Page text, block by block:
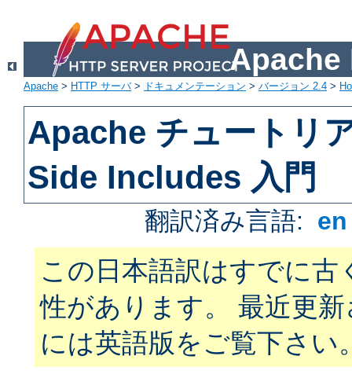
Apache
Apache > HTTP サーバ> ドキュメンテーション > バージョン 2.4 >
Apache チュートリ
Side Includes 入門
翻訳済み言語:
この日本語訳はすでに古
性があります。 最近更
には英語版をご覧下さい